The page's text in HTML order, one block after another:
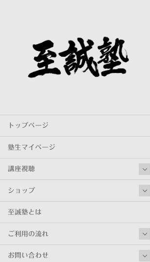
トップページ
塾生マイページ
講座視聴
ショップ
至誠塾とは
ご利用の流れ
お問い合わせ